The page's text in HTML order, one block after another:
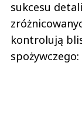
sukcesu
kontrolują
spożywczego: